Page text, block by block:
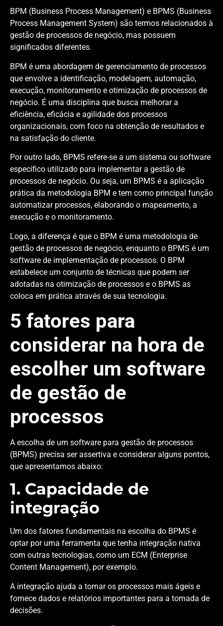
BPM (Business Process Management) e BPMS (Business
Process Management System) são termos relacionados à
gestão de processos de negócio, mas possuem
significados diferentes.
BPM é uma abordagem de gerenciamento de processos
que envolve a identificação, modelagem, automação,
execução, monitoramento e otimização de processos de
negócio. É uma disciplina que busca melhorar a
eficiência, eficácia e agilidade dos processos
organizacionais, com foco na obtenção de resultados e
na satisfação do cliente.
Por outro lado, BPMS refere-se a um sistema ou software
específico utilizado para implementar a gestão de
processos de negócio. Ou seja, um BPMS é a aplicação
prática da metodologia BPM e tem como principal função
automatizar processos, elaborando o mapeamento, a
execução e o monitoramento.
Logo, a diferença é que o BPM é uma metodologia de
gestão de processos de negócio, enquanto o BPMS é um
software de implementação de processos. O BPM
estabelece um conjunto de técnicas que podem ser
adotadas na otimização de processos e o BPMS as
coloca em prática através de sua tecnologia.
5 fatores para
considerar na hora de
escolher um software
de gestão de
processos
A escolha de um software para gestão de processos
(BPMS) precisa ser assertiva e considerar alguns pontos,
que apresentamos abaixo:
1. Capacidade de
integração
Um dos fatores fundamentais na escolha do BPMS é
optar por uma ferramenta que tenha integração nativa
com outras tecnologias, como um ECM (Enterprise
Content Management), por exemplo.
A integração ajuda a tornar os processos mais ágeis e
fornece dados e relatórios importantes para a tomada de
decisões.